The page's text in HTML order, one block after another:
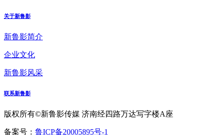
关于新鲁影
新鲁影简介
企业文化
新鲁影风采
联系新鲁影
版权所有©新鲁影传媒 济南经四路万达写字楼A座
备案号： 鲁ICP备20005895号-1